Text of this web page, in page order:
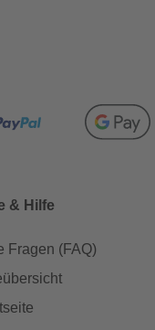
& Hilfe
Fragen (FAQ)